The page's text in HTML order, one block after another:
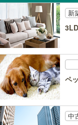
新
ペ
中